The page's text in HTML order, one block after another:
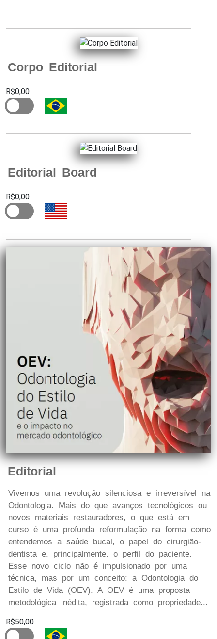
Corpo Editorial
R$0,00
Editorial Board
R$0,00
Editorial
Vivemos uma revolução silenciosa e irreversível na
Odontologia. Mais do que avanços tecnológicos ou
novos materiais restauradores, o que está em
curso é uma profunda reformulação na forma como
entendemos a saúde bucal, o papel do cirurgião-
dentista e, principalmente, o perfil do paciente.
Esse novo ciclo não é impulsionado por uma
técnica, mas por um conceito: a Odontologia do
Estilo de Vida (OEV). A OEV é uma proposta
metodológica inédita, registrada como propriedade...
R$50,00